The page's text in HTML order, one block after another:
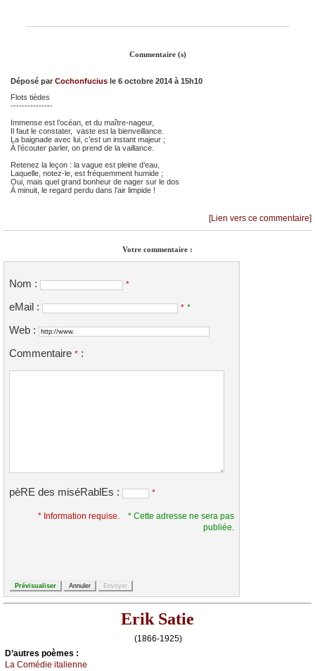
Commentaire (s)
Déposé par Cochonfucius le 6 octobre 2014 à 15h10
Flots tièdes
---------------
Immense est l’océan, et du maître-nageur,
Il faut le constater, vaste est la bienveillance.
La baignade avec lui, c’est un instant majeur ;
À l’écouter parler, on prend de la vaillance.
Retenez la leçon : la vague est pleine d’eau,
Laquelle, notez-le, est fréquemment humide ;
Oui, mais quel grand bonheur de nager sur le dos
À minuit, le regard perdu dans l’air limpide !
[Lien vers ce commentaire]
Votre commentaire :
Nom : *
eMail : * *
Web :
Commentaire * :
pèRE des miséRablEs : *
* Information requise.
* Cette adresse ne sera pas
publiée.
Erik Satie
(1866-1925)
D’autrеs pоèmеs :
Lа Соmédiе itаliеnnе